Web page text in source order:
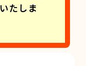
たしま